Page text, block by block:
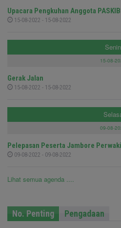
Upacara Pengkuhan Anggota
15-08-2022 - 15-08-2022
Senin
15-08-
Gerak Jalan
15-08-2022 - 15-08-2022
09-08-
Pelepasan Peserta Jambore
09-08-2022 - 09-08-2022
Lihat semua agenda ....
No. Penting Pengadaan